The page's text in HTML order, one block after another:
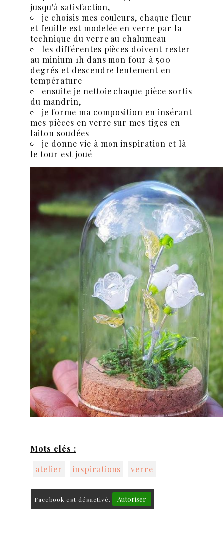
jusqu'à satisfaction,
je choisis mes couleurs, chaque fleur
et feuille est modelée en verre par la
technique du verre au chalumeau
les différentes pièces doivent rester
au minium 1h dans mon four à 500
degrés et descendre lentement en
température
ensuite je nettoie chaque pièce sortis
du mandrin,
je forme ma composition en insérant
mes pièces en verre sur mes tiges en
laiton soudées
je donne vie à mon inspiration et là
le tour est joué
Mots clés :
atelier
inspirations verre
Facebook est désactivé. Autoriser